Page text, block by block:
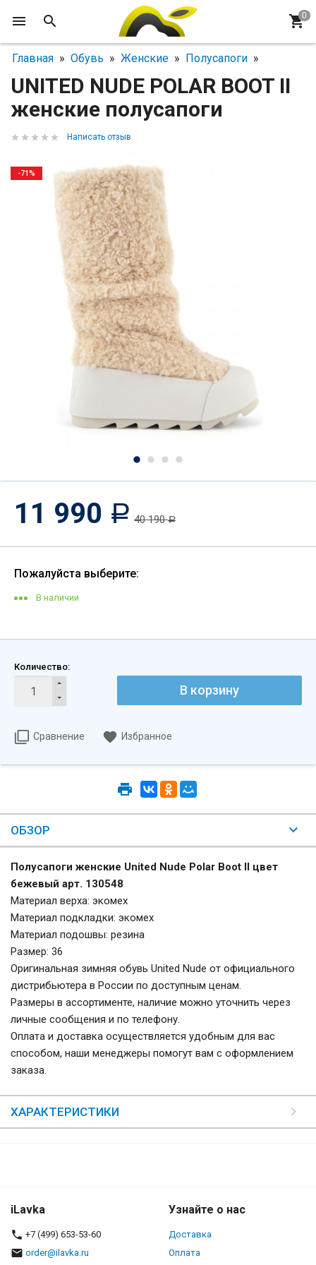
Главная » Обувь » Женские » Полусапоги »
UNITED NUDE POLAR BOOT II
женские полусапоги
Написать отзыв
-71%
11 990 Р 40 190Р
Пожалуйста выберите:
В наличии
Количество:
Сравнение Избранное
ОБЗОР
Полусапоги женские United Nude Polar Boot II цвет
бежевый арт. 130548
Материал верха: экомех
Материал подкладки: экомех
Материал подошвы: резина
Размер: 36
Оригинальная зимняя обувь United Nude от официального
дистрибьютера в России по доступным ценам.
Размеры в ассортименте, наличие можно уточнить через
личные сообщения и по телефону.
Оплата и доставка осуществляется удобным для вас
способом, наши менеджеры помогут вам с оформлением
заказа.
ХАРАКТЕРИСТИКИ
iLavka
+7 (499) 653-53-60
order@ilavka.ru
Узнайте о нас
Доставка
Оплата